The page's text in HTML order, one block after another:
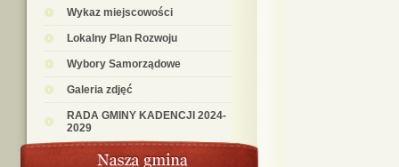
Wykaz miejscowości
Lokalny Plan Rozwoju
Wybory Samorządowe
Galeria zdjęć
RADA GMINY KADENCJI 2024-
2029